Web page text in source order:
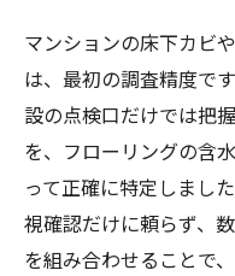
マンションの床下カビ
は、最初の調査精度で
設の点検口だけでは把
を、フローリングの含
って正確に特定しまし
視確認だけに頼らず、
を組み合わせることで